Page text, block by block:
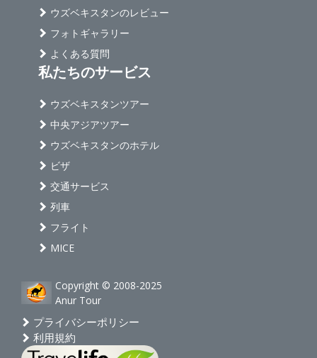
ウズベキスタンのレビュー
フォトギャラリー
よくある質問
私たちのサービス
ウズベキスタンツアー
中央アジアツアー
ウズベキスタンのホテル
ビザ
交通サービス
列車
フライト
MICE
Copyright © 2008-2025
Anur Tour
プライバシーポリシー
利用規約